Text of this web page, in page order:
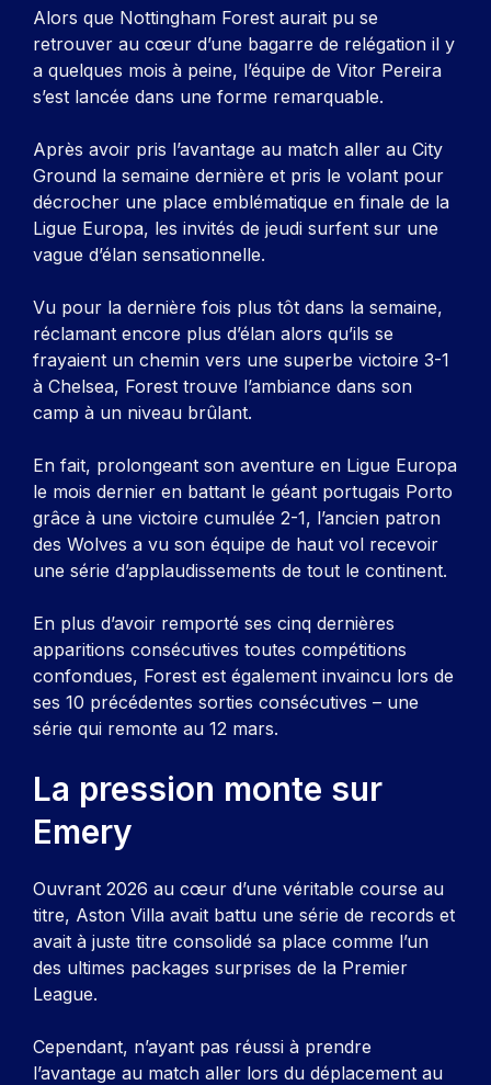
Alors que Nottingham Forest aurait pu se
retrouver au cœur d’une bagarre de relégation il y
a quelques mois à peine, l’équipe de Vitor Pereira
s’est lancée dans une forme remarquable.
Après avoir pris l’avantage au match aller au City
Ground la semaine dernière et pris le volant pour
décrocher une place emblématique en finale de la
Ligue Europa, les invités de jeudi surfent sur une
vague d’élan sensationnelle.
Vu pour la dernière fois plus tôt dans la semaine,
réclamant encore plus d’élan alors qu’ils se
frayaient un chemin vers une superbe victoire 3-1
à Chelsea, Forest trouve l’ambiance dans son
camp à un niveau brûlant.
En fait, prolongeant son aventure en Ligue Europa
le mois dernier en battant le géant portugais Porto
grâce à une victoire cumulée 2-1, l’ancien patron
des Wolves a vu son équipe de haut vol recevoir
une série d’applaudissements de tout le continent.
En plus d’avoir remporté ses cinq dernières
apparitions consécutives toutes compétitions
confondues, Forest est également invaincu lors de
ses 10 précédentes sorties consécutives – une
série qui remonte au 12 mars.
La pression monte sur
Emery
Ouvrant 2026 au cœur d’une véritable course au
titre, Aston Villa avait battu une série de records et
avait à juste titre consolidé sa place comme l’un
des ultimes packages surprises de la Premier
League.
Cependant, n’ayant pas réussi à prendre
l’avantage au match aller lors du déplacement au